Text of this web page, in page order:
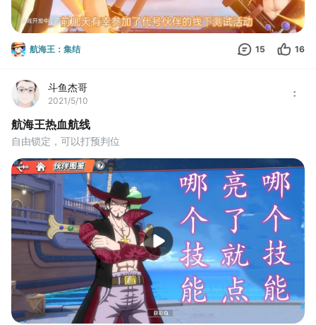
航海王：集结 15 16
斗鱼杰哥
2021/5/10
航海王热血航线
自由锁定，可以打预判位